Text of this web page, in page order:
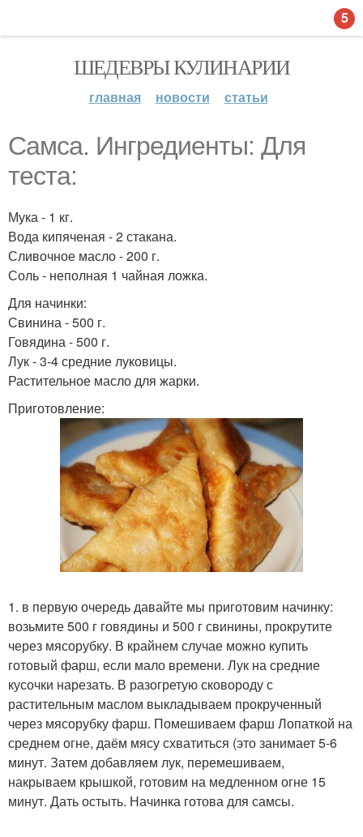
ШЕДЕВРЫ КУЛИНАРИИ
главная новости статьи
Самса. Ингредиенты: Для
теста:
Мука - 1 кг.
Вода кипяченая - 2 стакана.
Сливочное масло - 200 г.
Соль - неполная 1 чайная ложка.
Для начинки:
Свинина - 500 г.
Говядина - 500 г.
Лук - 3-4 средние луковицы.
Растительное масло для жарки.
Приготовление:
1. в первую очередь давайте мы приготовим начинку:
возьмите 500 г говядины и 500 г свинины, прокрутите
через мясорубку. В крайнем случае можно купить
готовый фарш, если мало времени. Лук на средние
кусочки нарезать. В разогретую сковороду с
растительным маслом выкладываем прокрученный
через мясорубку фарш. Помешиваем фарш Лопаткой на
среднем огне, даём мясу схватиться (это занимает 5-6
минут. Затем добавляем лук, перемешиваем,
накрываем крышкой, готовим на медленном огне 15
минут. Дать остыть. Начинка готова для самсы.
5